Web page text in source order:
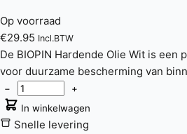
Op voorraad
€29.95 Incl.BTW
De BIOPIN Hardende Olie Wit is
voor duurzame bescherming van
−
+
In winkelwagen
Snelle levering